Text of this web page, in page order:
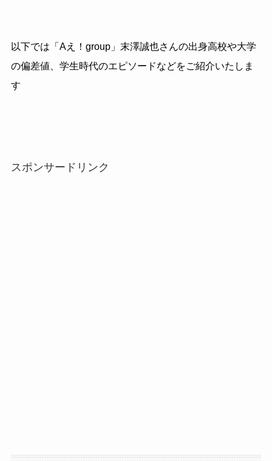
以下では「 Aえ！ group」末澤誠也さんの出身高校や大学
の偏差値、学生時代のエピソードなどをご紹介いたしま
す
スポンサードリンク